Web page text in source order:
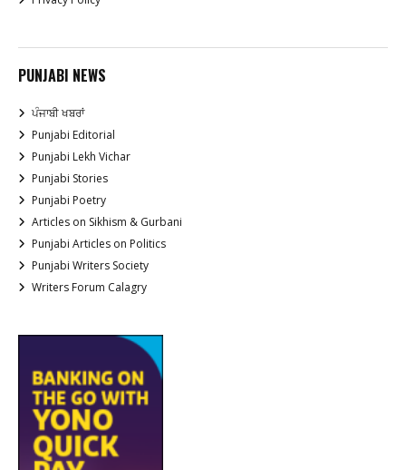
PUNJABI NEWS
ਪੰਜਾਬੀ ਖਬਰਾਂ
Punjabi Editorial
Punjabi Lekh Vichar
Punjabi Stories
Punjabi Poetry
Articles on Sikhism & Gurbani
Punjabi Articles on Politics
Punjabi Writers Society
Writers Forum Calagry